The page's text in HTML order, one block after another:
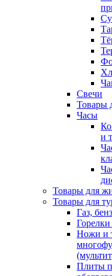
Свечи
Товары
Часы
и
Товары для
Товары для
Газ,
Горелки
Ножи и
Плиты